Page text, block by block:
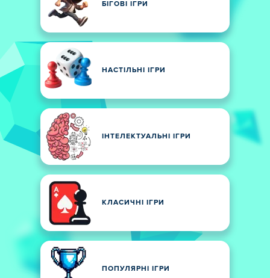
БІГОВІ ІГРИ
НАСТІЛЬНІ ІГРИ
ІНТЕЛЕКТУАЛЬНІ ІГРИ
КЛАСИЧНІ ІГРИ
ПОПУЛЯРНІ ІГРИ